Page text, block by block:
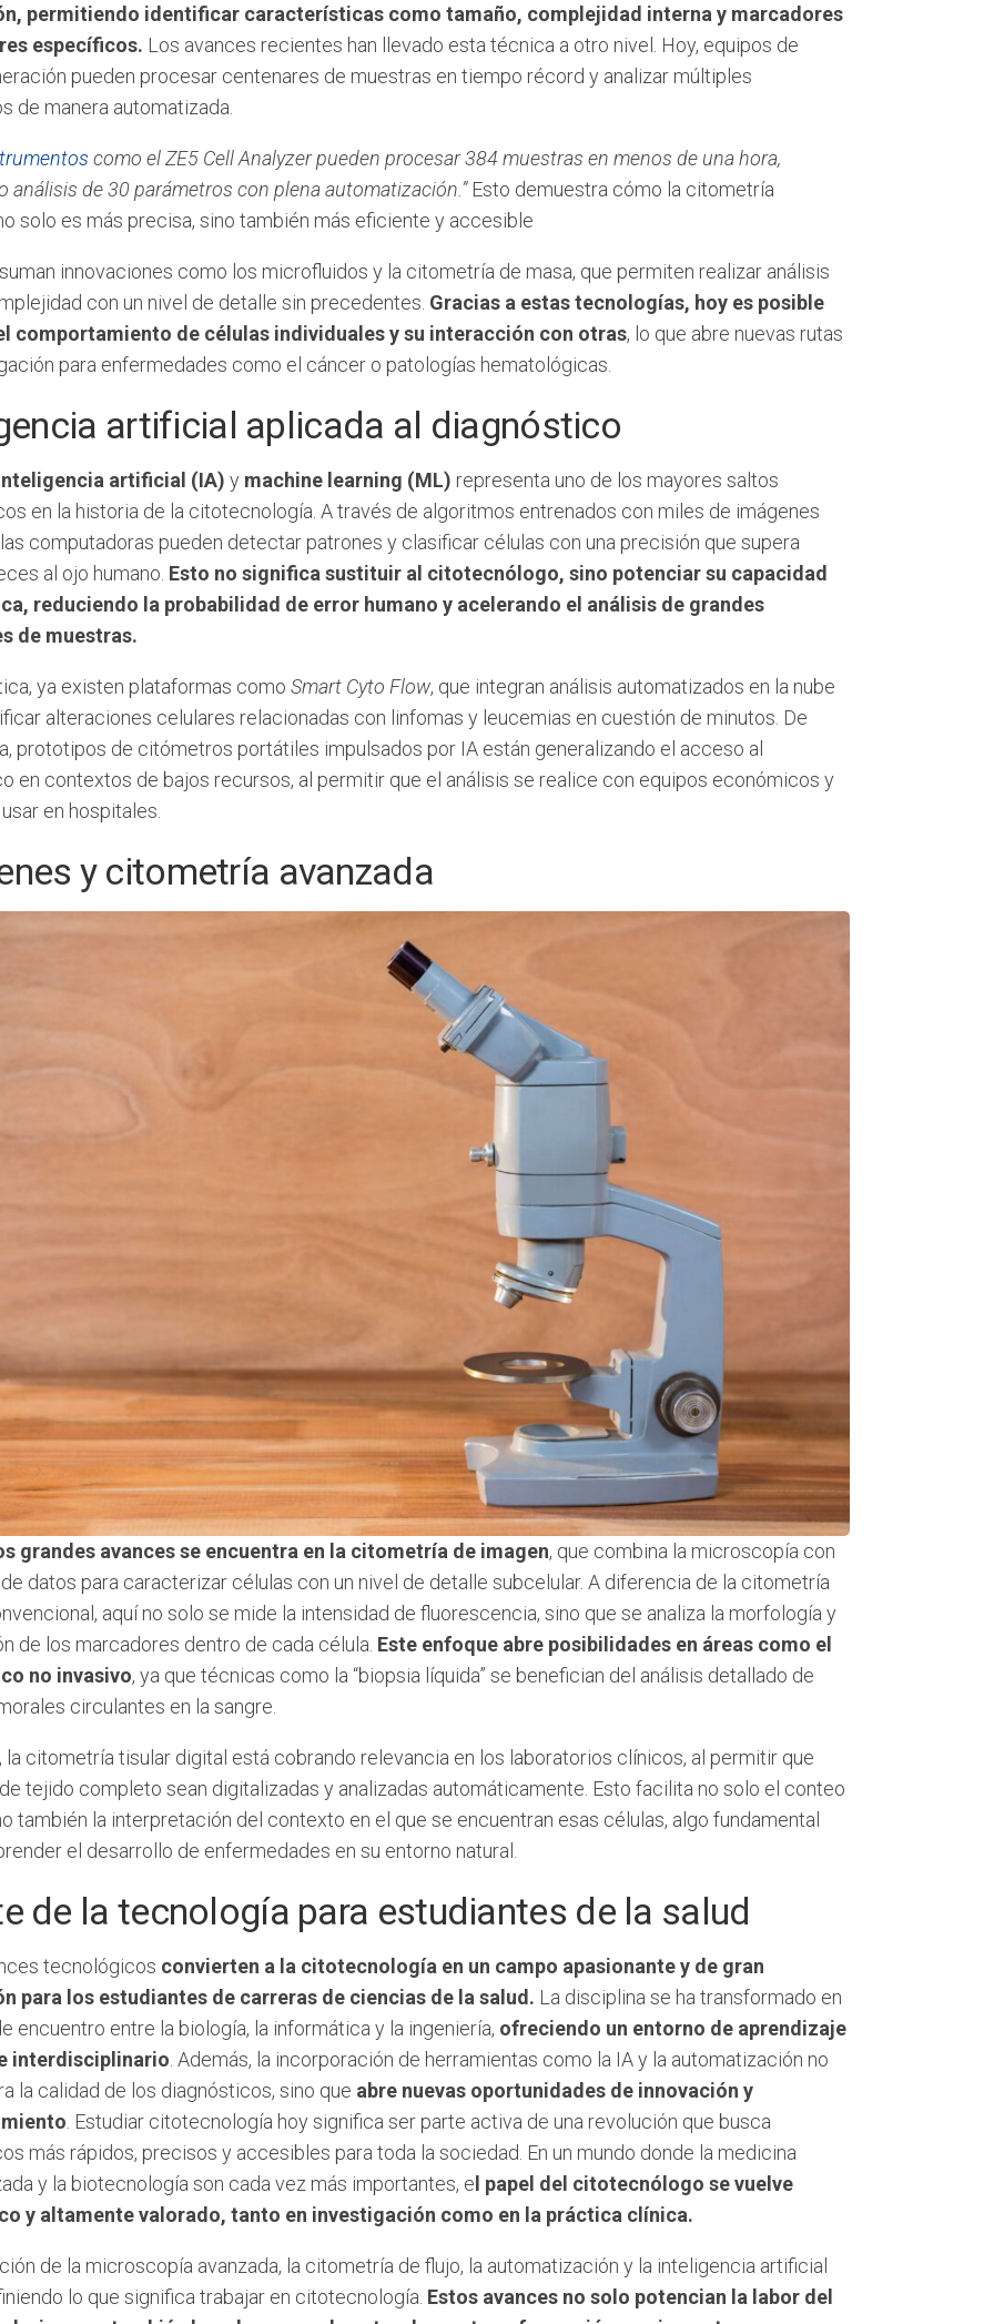
permitiendo identificar características como tamaño, complejidad interna y marcadores
específicos. Los avances recientes han llevado esta técnica a otro nivel. Hoy, equipos de
pueden procesar centenares de muestras en tiempo récord y analizar múltiples
de manera automatizada.
como el ZE5 Cell Analyzer pueden procesar 384 muestras en menos de una hora,
análisis de 30 parámetros con plena automatización.”Esto demuestra cómo la citometría
solo es más precisa, sino también más eficiente y accesible
innovaciones como los microfluidos y la citometría de masa, que permiten realizar análisis
con un nivel de detalle sin precedentes. Gracias a estas tecnologías, hoy es posible
comportamiento de células individuales y su interacción con otras, lo que abre nuevas rutas
para enfermedades como el cáncer o patologías hematológicas.
artificial aplicada al diagnóstico
artificial (IA) y machine learning (ML) representa uno de los mayores saltos
en la historia de la citotecnología. A través de algoritmos entrenados con miles de imágenes
computadoras pueden detectar patrones y clasificar células con una precisión que supera
al ojo humano. Esto no significa sustituir al citotecnólogo, sino potenciar su capacidad
reduciendo la probabilidad de error humano y acelerando el análisis de grandes
de muestras.
ya existen plataformas como Smart Cyto Flow, que integran análisis automatizados en la nube
alteraciones celulares relacionadas con linfomas y leucemias en cuestión de minutos. De
prototipos de citómetros portátiles impulsados por IA están generalizando el acceso al
en contextos de bajos recursos, al permitir que el análisis se realice con equipos económicos y
en hospitales.
y citometría avanzada
grandes avances se encuentra en la citometría de imagen, que combina la microscopía con
datos para caracterizar células con un nivel de detalle subcelular. A diferencia de la citometría
aquí no solo se mide la intensidad de fluorescencia, sino que se analiza la morfología y
de los marcadores dentro de cada célula. Este enfoque abre posibilidades en áreas como el
no invasivo, ya que técnicas como la “biopsia líquida” se benefician del análisis detallado de
circulantes en la sangre.
la citometría tisular digital está cobrando relevancia en los laboratorios clínicos, al permitir que
tejido completo sean digitalizadas y analizadas automáticamente. Esto facilita no solo el conteo
también la interpretación del contexto en el que se encuentran esas células, algo fundamental
el desarrollo de enfermedades en su entorno natural.
de la tecnología para estudiantes de la salud
tecnológicos convierten a la citotecnología en un campo apasionante y de gran
para los estudiantes de carreras de ciencias de la salud. La disciplina se ha transformado en
encuentro entre la biología, la informática y la ingeniería, ofreciendo un entorno de aprendizaje
interdisciplinario . Además, la incorporación de herramientas como la IA y la automatización no
la calidad de los diagnósticos, sino que abre nuevas oportunidades de innovación y
. Estudiar citotecnología hoy significa ser parte activa de una revolución que busca
más rápidos, precisos y accesibles para toda la sociedad. En un mundo donde la medicina
y la biotecnología son cada vez más importantes, e l papel del citotecnólogo se vuelve
y altamente valorado, tanto en investigación como en la práctica clínica.
de la microscopía avanzada, la citometría de flujo, la automatización y la inteligencia artificial
lo que significa trabajar en citotecnología. Estos avances no solo potencian la labor del